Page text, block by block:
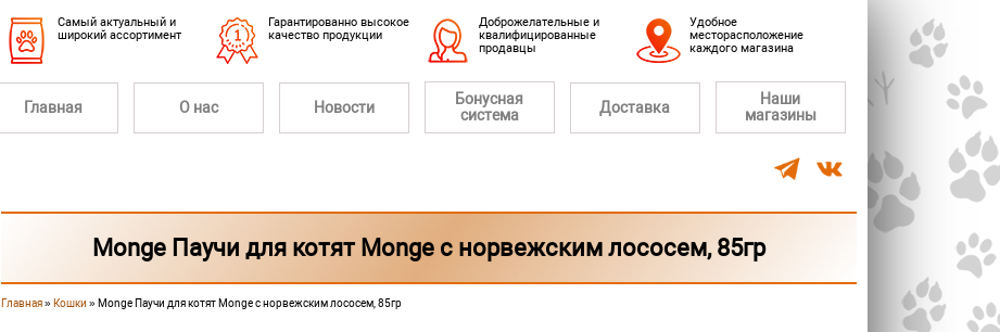
Cамый актуальный и
широкий ассортимент
Гарантированно высокое
качество продукции
Доброжелательные и
квалифицированные
продавцы
Удобное
месторасположение
каждого магазина
Главная О нас Новости
Бонусная
система
Доставка
Наши
магазины
Monge Паучи для котят Monge с норвежским лососем, 85гр
Вы здесь
Главная» Кошки » Monge Паучи для котят Monge с норвежским лососем, 85гр